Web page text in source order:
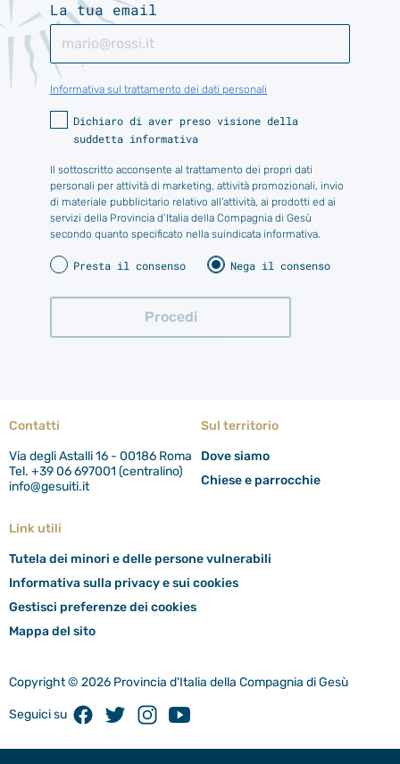
La tua email
Informativa sul trattamento dei dati personali
Dichiaro di aver preso visione della
suddetta informativa
Il sottoscritto acconsente al trattamento dei propri dati
personali per attività di marketing, attività promozionali, invio
di materiale pubblicitario relativo all’attività, ai prodotti ed ai
servizi della Provincia d’Italia della Compagnia di Gesù
secondo quanto specificato nella suindicata informativa.
Presta il consenso Nega il consenso
Contatti
Via degli Astalli 16 - 00186 Roma
Tel. +39 06 697001 (centralino)
info@gesuiti.it
Sul territorio
Dove siamo
Chiese e parrocchie
Link utili
Tutela dei minori e delle persone vulnerabili
Informativa sulla privacy e sui cookies
Gestisci preferenze dei cookies
Mappa del sito
Copyright © 2026 Provincia d'Italia della Compagnia di Gesù
Seguici su FacebookTwitterInstagramYoutube